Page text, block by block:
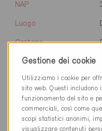
NAP
Luogo
Cantone
Sito web
Ditta
NAP
Gestione dei cookie
Utilizziamo i cookie per
sito web. Questi includono
funzionamento del sito e
commerciali, così come
scopi statistici anonimi,
visualizzare contenuti